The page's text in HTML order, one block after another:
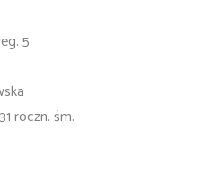
5
roczn. śm.